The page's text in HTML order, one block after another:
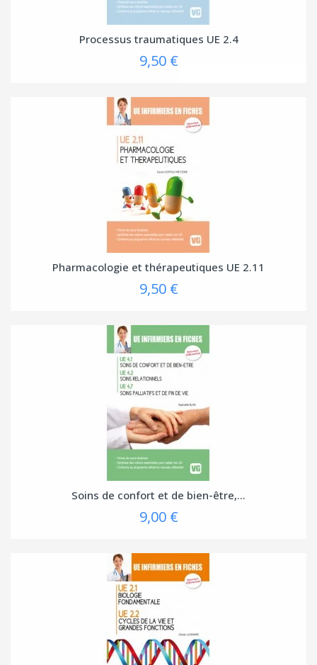
Processus traumatiques UE 2.4
9,50 €
Pharmacologie et thérapeutiques UE 2.11
9,50 €
Soins de confort et de bien-être,...
9,00 €